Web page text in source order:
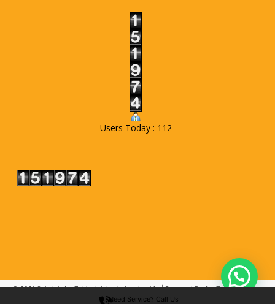
Users Today : 112
© 2021 Sekolah Az-Zakiyah Islamic Leadership | Powered ByAz-Zakiyah
Need Service? Call Us